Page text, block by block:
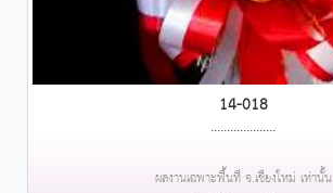
14-018
....................
ผลงานเฉพาะพื้นที่ จ.เชียงใหม่ เท่านั้น